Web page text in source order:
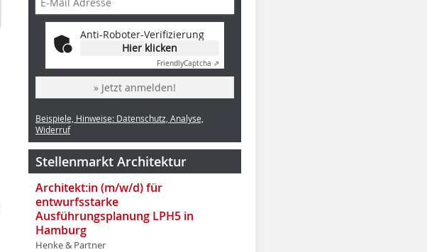
Anti-Roboter-Verifizierung
Hier klicken
FriendlyCaptcha ⇗
» Jetzt anmelden!
Beispiele, Hinweise: Datenschutz, Analyse,
Widerruf
Stellenmarkt Architektur
Architekt:in (m/w/d) für
entwurfsstarke
Ausführungsplanung LPH5 in
Hamburg
Henke & Partner